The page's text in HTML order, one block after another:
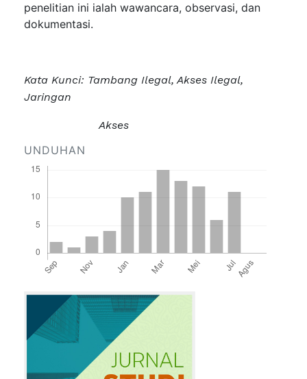
penelitian ini ialah wawancara, observasi, dan
dokumentasi.
Kata Kunci: Tambang Ilegal, Akses Ilegal,
Jaringan
Akses
UNDUHAN